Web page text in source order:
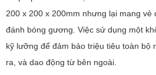
200 x 200 x 200mm nhưng lại mang vẻ
đánh bóng gương. Việc sử dụng một
kỹ lưỡng để đảm bảo triệu tiêu toàn bộ
ra, và dao động từ bên ngoài.